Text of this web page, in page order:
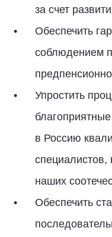
за счет
Обеспечить
соблюдением
Упростить
в Россию
специалистов,
наших
Обеспечить